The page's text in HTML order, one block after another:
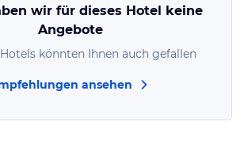
wir für dieses Hotel keine
Angebote
könnten Ihnen auch gefallen
ansehen